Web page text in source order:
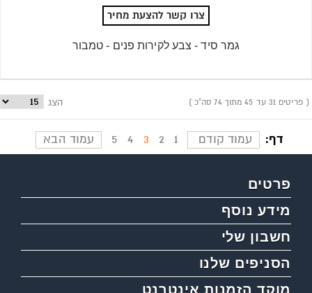
צרו קשר להצעת מחיר
גמר סיד - צבע לקירות פנים - טמבור
פריטים 31 עד 45 מתוך 74 סה"כ הצג
דף: עמוד קודם 1
2
3
4
5 עמוד הבא
פרטים
מידע נוסף
חשבון שלי
הסניפים שלנו
מוקד הזמנות אינטרנט